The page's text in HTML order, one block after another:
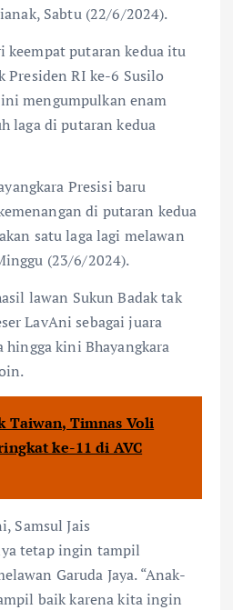
Sabtu (22/6/2024).
keempat putaran kedua itu
RI ke-6 Susilo
mengumpulkan enam
laga di putaran kedua
Presisi baru
di putaran kedua
satu laga lagi melawan
(23/6/2024).
lawan Sukun Badak tak
LavAni sebagai juara
hingga kini Bhayangkara
Taiwan, Timnas Voli
ke-11 di AVC
Samsul Jais
tetap ingin tampil
Garuda Jaya. “Anak-
baik karena kita ingin